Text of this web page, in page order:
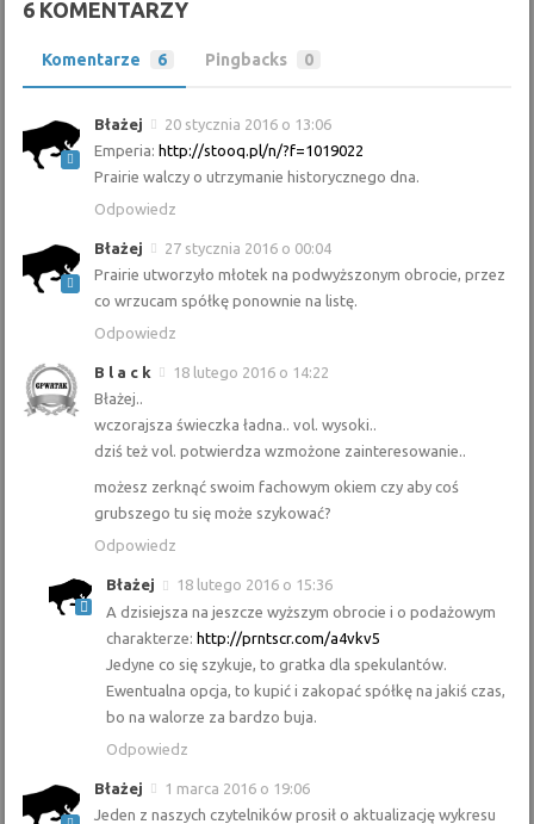
6 KOMENTARZY
Komentarze 6 Pingbacks 0
Błażej
20 stycznia 2016 o 13:06
Emperia: http://stooq.pl/n/?f=1019022
Prairie walczy o utrzymanie historycznego dna.
Odpowiedz
Błażej
27 stycznia 2016 o 00:04
Prairie utworzyło młotek na podwyższonym obrocie, przez
co wrzucam spółkę ponownie na listę.
Odpowiedz
B l a c k
18 lutego 2016 o 14:22
Błażej..
wczorajsza świeczka ładna.. vol. wysoki..
dziś też vol. potwierdza wzmożone zainteresowanie..
możesz zerknąć swoim fachowym okiem czy aby coś
grubszego tu się może szykować?
Odpowiedz
Błażej
18 lutego 2016 o 15:36
A dzisiejsza na jeszcze wyższym obrocie i o podażowym
charakterze:http://prntscr.com/a4vkv5
Jedyne co się szykuje, to gratka dla spekulantów.
Ewentualna opcja, to kupić i zakopać spółkę na jakiś czas,
bo na walorze za bardzo buja.
Odpowiedz
Błażej
1 marca 2016 o 19:06
Jeden z naszych czytelników prosił o aktualizację wykresu